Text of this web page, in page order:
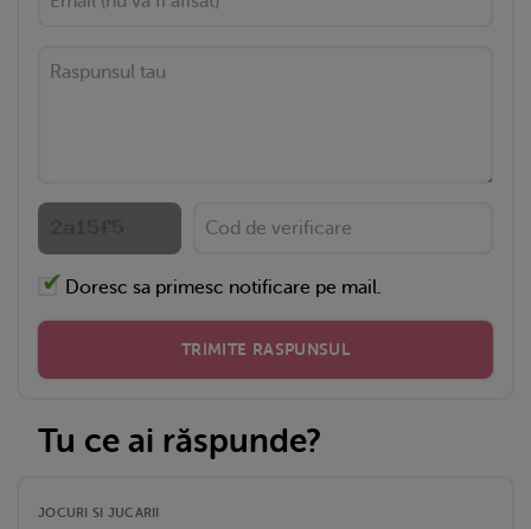
Doresc sa primesc notificare pe mail.
TRIMITE RASPUNSUL
Tu ce ai răspunde?
JOCURI SI JUCARII